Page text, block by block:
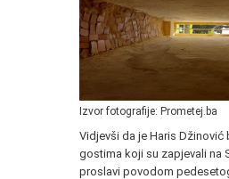
Izvor fotografije: Prometej.ba
Vidjevši da je Haris Džinović
gostima koji su zapjevali na
proslavi povodom